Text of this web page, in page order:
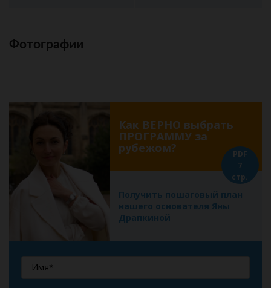
Фотографии
Как ВЕРНО выбрать
ПРОГРАММУ за
рубежом?
Получить пошаговый план
нашего основателя Яны
Драпкиной
PDF
7
стр.